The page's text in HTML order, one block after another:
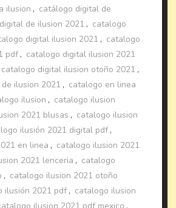
ilusion , catálogo digital de
de ilusion 2021 , catalogo
digital ilusion 2021 , catalogo
pdf , catalogo digital ilusion 2021
catalogo digital ilusion otoño 2021 ,
ilusion 2021 , catalogo en linea
ilusion , catalogo ilusion
2021 blusas , catalogo ilusion
ilusión 2021 digital pdf ,
en linea , catalogo ilusion 2021
2021 lenceria , catalogo
, catalogo ilusion 2021 otoño
ilusión 2021 pdf , catalogo ilusion
ilusion 2021 pdf mexico ,